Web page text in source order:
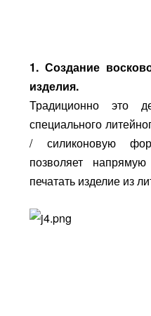
1. Создание
изделия.
Традиционно это
специального
/ силиконовую
позволяет
печатать изделие из